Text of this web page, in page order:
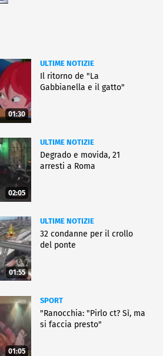
01:30
ULTIME NOTIZIE
Il ritorno de "La
Gabbianella e il gatto"
02:05
ULTIME NOTIZIE
Degrado e movida, 21
arresti a Roma
01:55
ULTIME NOTIZIE
32 condanne per il crollo
del ponte
01:05
SPORT
"Ranocchia: "Pirlo ct? Sì, ma
si faccia presto"